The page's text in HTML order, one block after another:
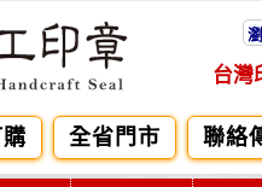
台灣
全省門市 聯絡